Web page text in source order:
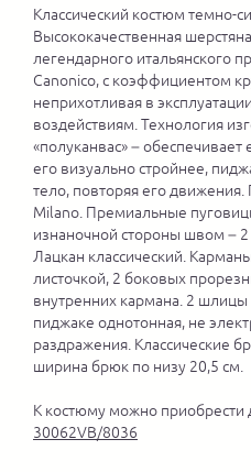
Классический костюм темно-
Высококачественная
легендарного итальянского
Canonico, с коэффициентом
неприхотливая в
воздействиям. Технология
«полуканвас» – обеспечивает
его визуально стройнее,
тело, повторяя его
Milano. Премиальные
изнаночной стороны швом – 2
Лацкан классический.
листочкой, 2 боковых
внутренних кармана. 2 шлицы
пиджаке однотонная, не
раздражения. Классические
ширина брюк по низу 20,5 см.
К костюму можно приобрести
30062VB/8036